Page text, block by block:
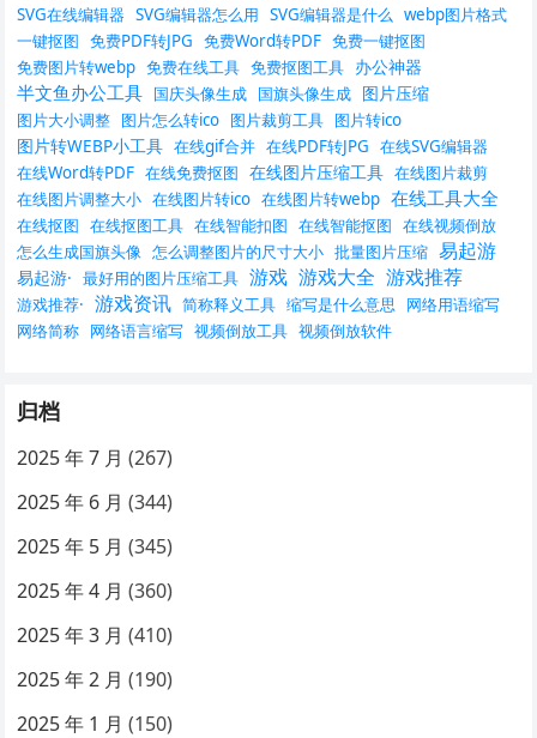
SVG在线编辑器 SVG编辑器怎么用 SVG编辑器是什么 webp图片格式
一键抠图 免费PDF转JPG 免费Word转PDF 免费一键抠图
免费图片转webp 免费在线工具 免费抠图工具 办公神器
半文鱼办公工具 国庆头像生成 国旗头像生成 图片压缩
图片大小调整 图片怎么转ico 图片裁剪工具 图片转ico
图片转WEBP小工具 在线gif合并 在线PDF转JPG 在线SVG编辑器
在线Word转PDF 在线免费抠图 在线图片压缩工具 在线图片裁剪
在线图片调整大小 在线图片转ico 在线图片转webp 在线工具大全
在线抠图 在线抠图工具 在线智能扣图 在线智能抠图 在线视频倒放
怎么生成国旗头像 怎么调整图片的尺寸大小 批量图片压缩 易起游
易起游· 最好用的图片压缩工具 游戏 游戏大全 游戏推荐
游戏推荐· 游戏资讯 简称释义工具 缩写是什么意思
网络用语缩写
网络简称 网络语言缩写 视频倒放工具 视频倒放软件
归档
2025 年 7 月 (267)
2025 年 6 月 (344)
2025 年 5 月 (345)
2025 年 4 月 (360)
2025 年 3 月 (410)
2025 年 2 月 (190)
2025 年 1 月 (150)